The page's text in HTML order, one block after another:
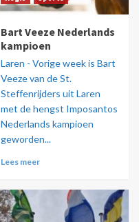
Bart Veeze Nederlands
kampioen
Laren - Vorige week is Bart
Veeze van de St.
Steffenrijders uit Laren
met de hengst Imposantos
Nederlands kampioen
geworden...
Lees meer